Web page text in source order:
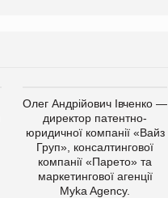
Олег Андрійович Івченко —
директор патентно-
юридичної компанії «Вайз
Груп», консалтингової
компанії «Парето» та
маркетингової агенції
Myka Agency.